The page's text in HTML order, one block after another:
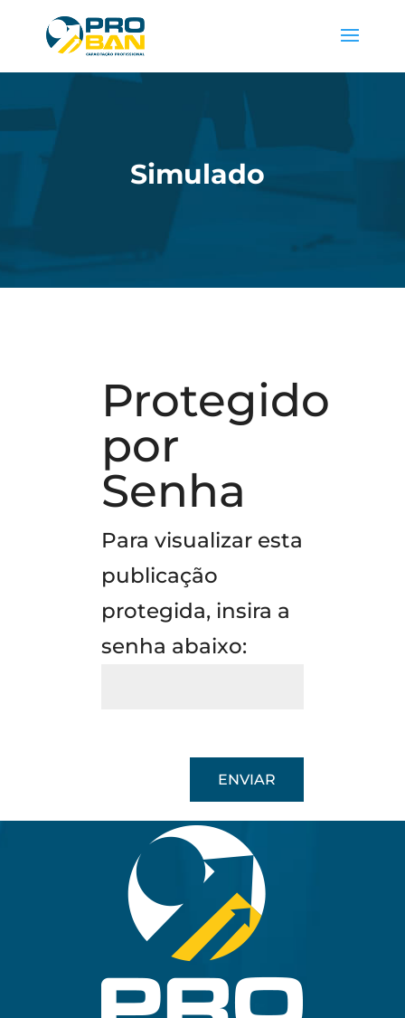
Simulado
Protegido
por
Senha
Para visualizar esta
publicação
protegida, insira a
senha abaixo:
ENVIAR